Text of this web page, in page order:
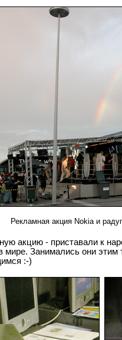
акцию - приставали к
Занимались они